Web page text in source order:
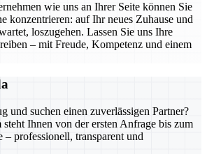
wie uns an Ihrer Seite können Sie
konzentrieren: auf Ihr neues Zuhause und
loszugehen. Lassen Sie uns Ihre
– mit Freude, Kompetenz und einem
und suchen einen zuverlässigen Partner?
steht Ihnen von der ersten Anfrage bis zum
– professionell, transparent und